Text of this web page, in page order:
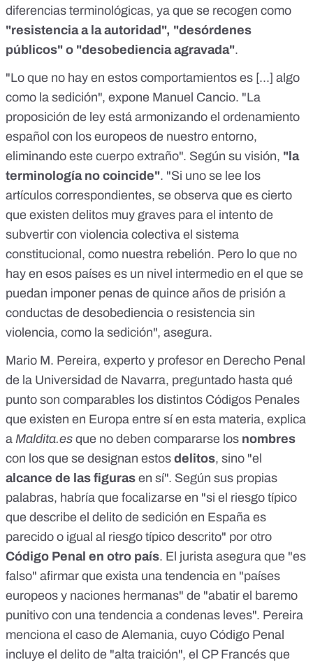
diferencias terminológicas, ya que se recogen como
"resistencia a la autoridad", "desórdenes
públicos" o "desobediencia agravada".
"Lo que no hay en estos comportamientos es [...] algo
como la sedición", expone Manuel Cancio. "La
proposición de ley está armonizando el ordenamiento
español con los europeos de nuestro entorno,
eliminando este cuerpo extraño". Según su visión, "la
terminología no coincide". "Si uno se lee los
artículos correspondientes, se observa que es cierto
que existen delitos muy graves para el intento de
subvertir con violencia colectiva el sistema
constitucional, como nuestra rebelión. Pero lo que no
hay en esos países es un nivel intermedio en el que se
puedan imponer penas de quince años de prisión a
conductas de desobediencia o resistencia sin
violencia, como la sedición", asegura.
Mario M. Pereira, experto y profesor en Derecho Penal
de la Universidad de Navarra, preguntado hasta qué
punto son comparables los distintos Códigos Penales
que existen en Europa entre sí en esta materia, explica
a Maldita.es que no deben compararse los nombres
con los que se designan estos delitos, sino "el
alcance de las figuras en sí". Según sus propias
palabras, habría que focalizarse en "si el riesgo típico
que describe el delito de sedición en España es
parecido o igual al riesgo típico descrito" por otro
Código Penal en otro país. El jurista asegura que "es
falso" afirmar que exista una tendencia en "países
europeos y naciones hermanas" de "abatir el baremo
punitivo con una tendencia a condenas leves". Pereira
menciona el caso de Alemania, cuyo Código Penal
incluye el delito de "alta traición", el CP Francés que